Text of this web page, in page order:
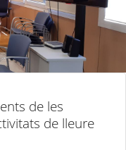
de les
de lleure